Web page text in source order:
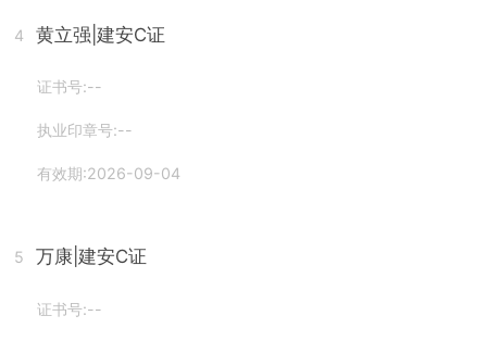
4 黄立强 |建安C证
证书号:--
执业印章号:--
有效期:2026-09-04
5 万康 |建安C证
证书号:--